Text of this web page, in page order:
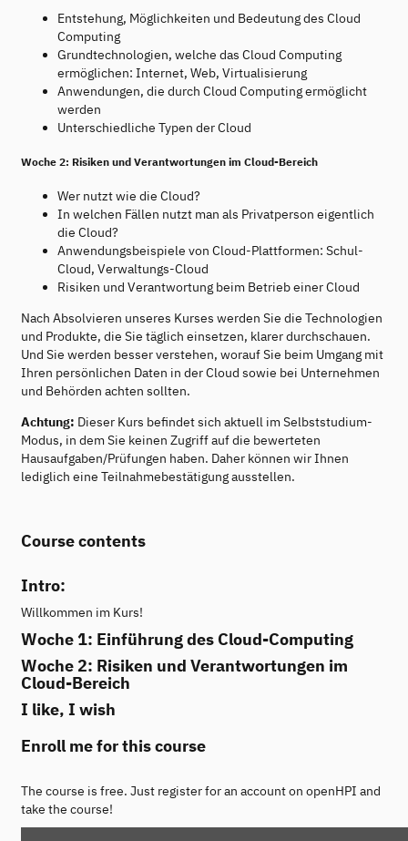
Entstehung, Möglichkeiten und Bedeutung des Cloud
Computing
Grundtechnologien, welche das Cloud Computing
ermöglichen: Internet, Web, Virtualisierung
Anwendungen, die durch Cloud Computing ermöglicht
werden
Unterschiedliche Typen der Cloud
Woche 2: Risiken und Verantwortungen im Cloud-Bereich
Wer nutzt wie die Cloud?
In welchen Fällen nutzt man als Privatperson eigentlich
die Cloud?
Anwendungsbeispiele von Cloud-Plattformen: Schul-
Cloud, Verwaltungs-Cloud
Risiken und Verantwortung beim Betrieb einer Cloud
Nach Absolvieren unseres Kurses werden Sie die Technologien
und Produkte, die Sie täglich einsetzen, klarer durchschauen.
Und Sie werden besser verstehen, worauf Sie beim Umgang mit
Ihren persönlichen Daten in der Cloud sowie bei Unternehmen
und Behörden achten sollten.
Achtung: Dieser Kurs befindet sich aktuell im Selbststudium-
Modus, in dem Sie keinen Zugriff auf die bewerteten
Hausaufgaben/Prüfungen haben. Daher können wir Ihnen
lediglich eine Teilnahmebestätigung ausstellen.
Course contents
Intro:
Willkommen im Kurs!
Woche 1: Einführung des Cloud-Computing
Woche 2: Risiken und Verantwortungen im
Cloud-Bereich
I like, I wish
Enroll me for this course
The course is free. Just register for an account on openHPI and
take the course!